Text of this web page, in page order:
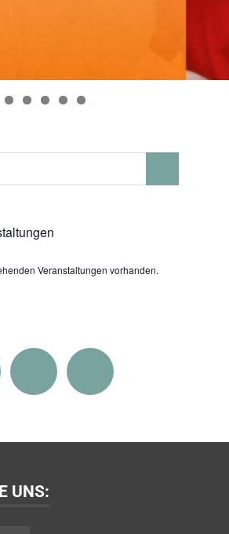
Veranstaltungen vorhanden.
UNS: